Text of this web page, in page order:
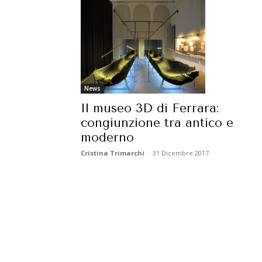
News
Il museo 3D di Ferrara:
congiunzione tra antico e
moderno
Cristina Trimarchi - 31 Dicembre 2017